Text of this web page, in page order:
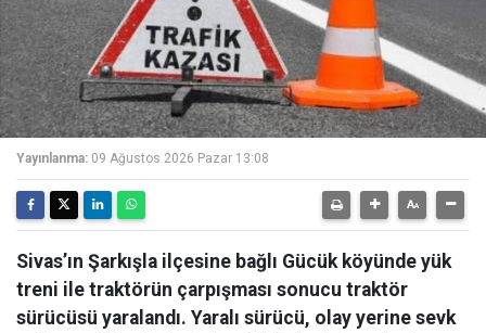
Yayınlanma: 09 Ağustos 2026 Pazar 13:08
Sivas’ın Şarkışla ilçesine bağlı Gücük köyünde yük
treni ile traktörün çarpışması sonucu traktör
sürücüsü yaralandı. Yaralı sürücü, olay yerine sevk